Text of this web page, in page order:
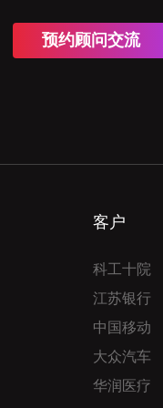
预约顾问交流
客户
科工十院
江苏银行
中国移动
大众汽车
华润医疗